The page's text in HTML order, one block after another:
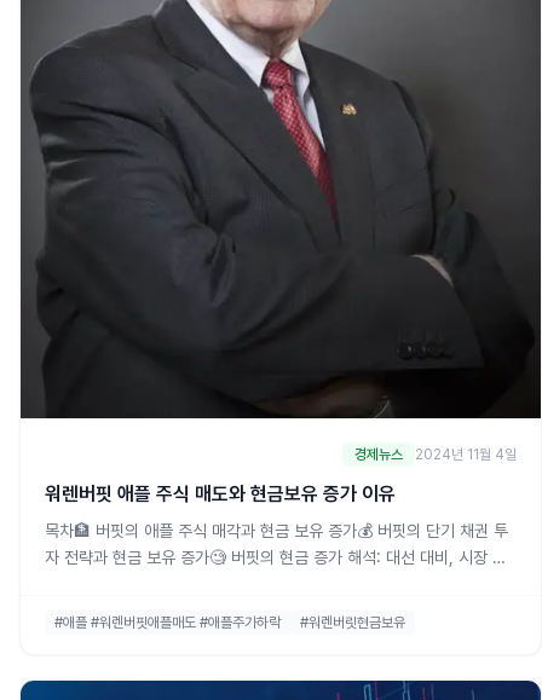
경제뉴스 2024년 11월 4일
워렌버핏 애플 주식 매도와 현금보유 증가 이유
목차🏦 버핏의 애플 주식 매각과 현금 보유 증가💰 버핏의 단기 채권 투
자 전략과 현금 보유 증가🧐 버핏의 현금 증가 해석: 대선 대비, 시장 과
#애플 #워렌버핏애플매도 #애플주가하락 #워렌버릿현금보유